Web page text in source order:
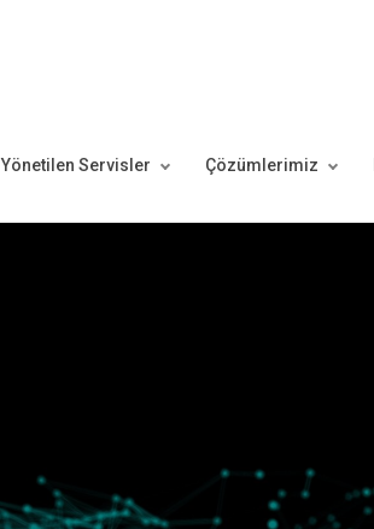
Yönetilen Servisler Çözümlerimiz